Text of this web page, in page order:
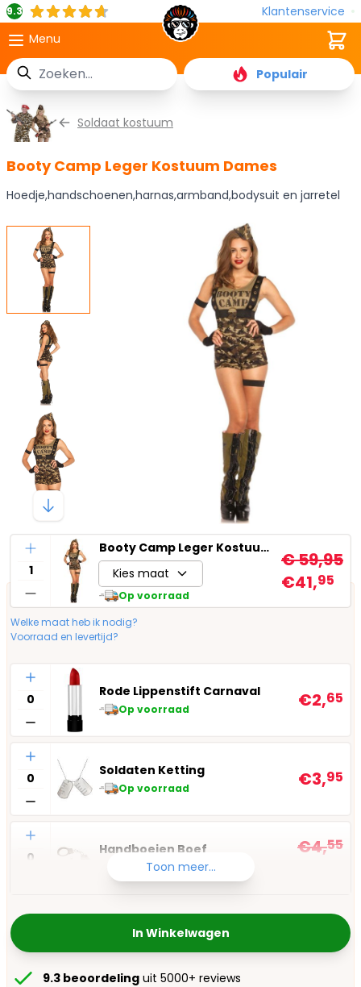
9.3
Klantenservice
Menu
Zoek
Populair
Cart
Soldaat kostuum
Booty Camp Leger Kostuum Dames
Hoedje,handschoenen,harnas,armband,bodysuit en jarretel
Aantal
Booty Camp Leger Kostuum Dames
Kies maat
Op voorraad
€ 59,95
€41,95
Welke maat heb ik nodig?
Voorraad en levertijd?
Aantal
Rode Lippenstift Carnaval
Op voorraad €2,65
Aantal
Soldaten Ketting
Op voorraad €3,95
Aantal
Handboeien Boef
Op voorraad
€4,55
Toon meer...
In Winkelwagen
9.3 beoordeling uit 5000+ reviews